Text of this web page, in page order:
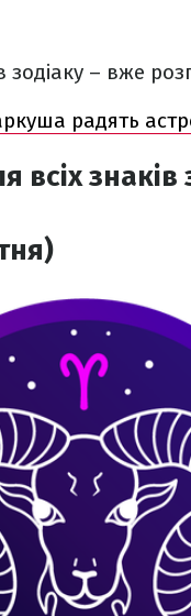
зодіаку – вже
радять
всіх знаків